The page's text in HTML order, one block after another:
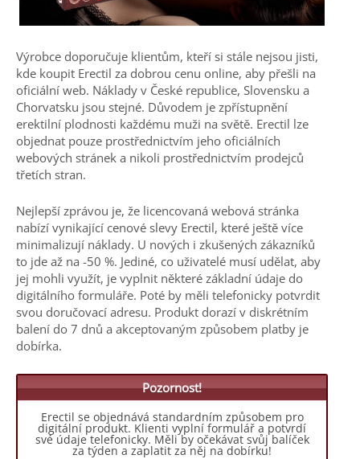
Výrobce doporučuje klientům, kteří si stále nejsou jisti,
kde koupit Erectil za dobrou cenu online, aby přešli na
oficiální web. Náklady v České republice, Slovensku a
Chorvatsku jsou stejné. Důvodem je zpřístupnění
erektilní plodnosti každému muži na světě. Erectil lze
objednat pouze prostřednictvím jeho oficiálních
webových stránek a nikoli prostřednictvím prodejců
třetích stran.
Nejlepší zprávou je, že licencovaná webová stránka
nabízí vynikající cenové slevy Erectil, které ještě více
minimalizují náklady. U nových i zkušených zákazníků
to jde až na -50 %. Jediné, co uživatelé musí udělat, aby
jej mohli využít, je vyplnit některé základní údaje do
digitálního formuláře. Poté by měli telefonicky potvrdit
svou doručovací adresu. Produkt dorazí v diskrétním
balení do 7 dnů a akceptovaným způsobem platby je
dobírka.
Pozornost!
Erectil se objednává standardním způsobem pro
digitální produkt. Klienti vyplní formulář a potvrdí
své údaje telefonicky. Měli by očekávat svůj balíček
za týden a zaplatit za něj na dobírku!